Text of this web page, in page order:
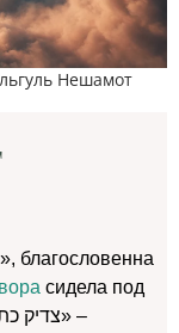
Нешамот
благословенна
сидела под